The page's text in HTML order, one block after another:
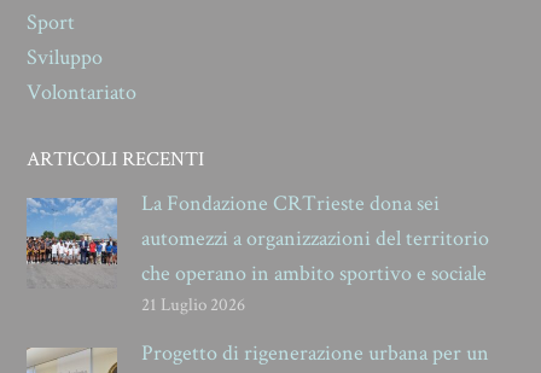
Sport
Sviluppo
Volontariato
ARTICOLI RECENTI
La Fondazione CRTrieste dona sei
automezzi a organizzazioni del territorio
che operano in ambito sportivo e sociale
21 Luglio 2026
Progetto di rigenerazione urbana per un